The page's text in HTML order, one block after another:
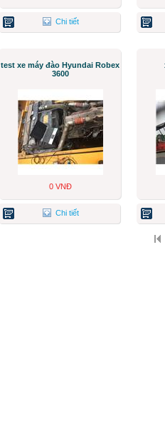
Chi tiết
test xe máy đào Hyundai Robex
3600
0 VNĐ
Chi tiết